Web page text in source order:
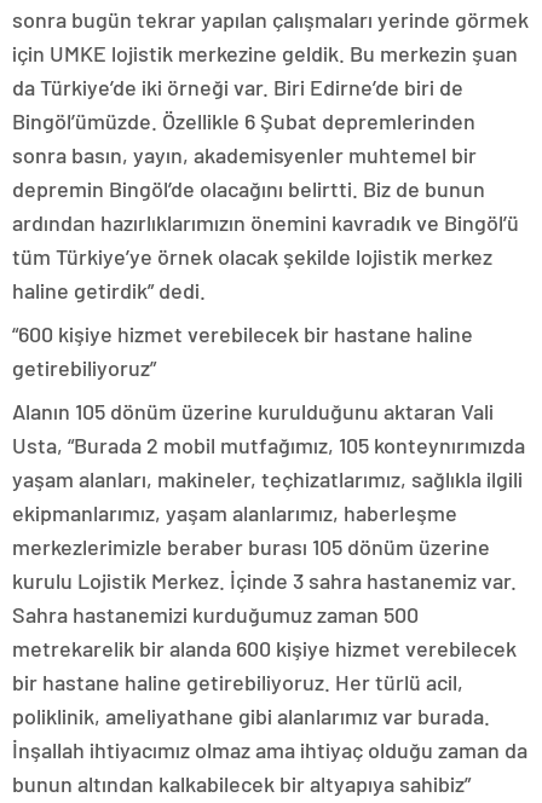
sonra bugün tekrar yapılan çalışmaları yerinde görmek
için UMKE lojistik merkezine geldik. Bu merkezin şuan
da Türkiye’de iki örneği var. Biri Edirne’de biri de
Bingöl’ümüzde. Özellikle 6 Şubat depremlerinden
sonra basın, yayın, akademisyenler muhtemel bir
depremin Bingöl’de olacağını belirtti. Biz de bunun
ardından hazırlıklarımızın önemini kavradık ve Bingöl’ü
tüm Türkiye’ye örnek olacak şekilde lojistik merkez
haline getirdik” dedi.
“600 kişiye hizmet verebilecek bir hastane haline
getirebiliyoruz”
Alanın 105 dönüm üzerine kurulduğunu aktaran Vali
Usta, “Burada 2 mobil mutfağımız, 105 konteynırımızda
yaşam alanları, makineler, teçhizatlarımız, sağlıkla ilgili
ekipmanlarımız, yaşam alanlarımız, haberleşme
merkezlerimizle beraber burası 105 dönüm üzerine
kurulu Lojistik Merkez. İçinde 3 sahra hastanemiz var.
Sahra hastanemizi kurduğumuz zaman 500
metrekarelik bir alanda 600 kişiye hizmet verebilecek
bir hastane haline getirebiliyoruz. Her türlü acil,
poliklinik, ameliyathane gibi alanlarımız var burada.
İnşallah ihtiyacımız olmaz ama ihtiyaç olduğu zaman da
bunun altından kalkabilecek bir altyapıya sahibiz”